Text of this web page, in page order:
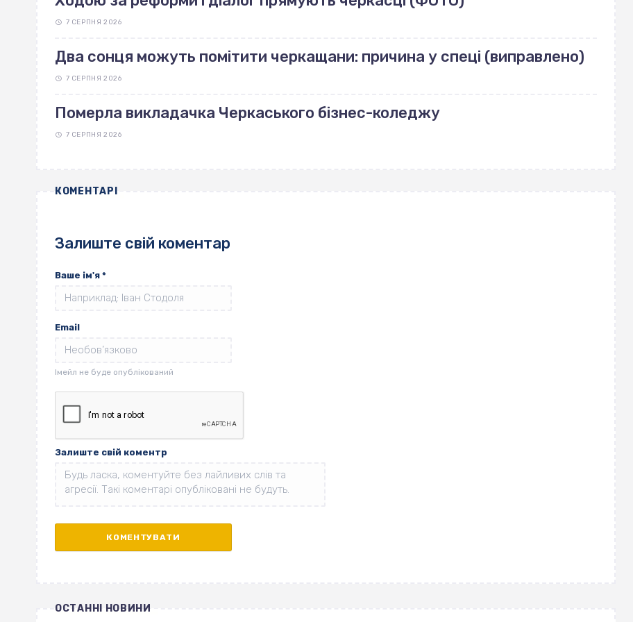
7 СЕРПНЯ 2026
Два сонця можуть помітити черкащани: причина у спеці (виправлено)
7 СЕРПНЯ 2026
Померла викладачка Черкаського бізнес-коледжу
7 СЕРПНЯ 2026
КОМЕНТАРІ
Залиште свій коментар
Ваше ім'я *
Email
Залиште свій коментр
ОСТАННІ НОВИНИ